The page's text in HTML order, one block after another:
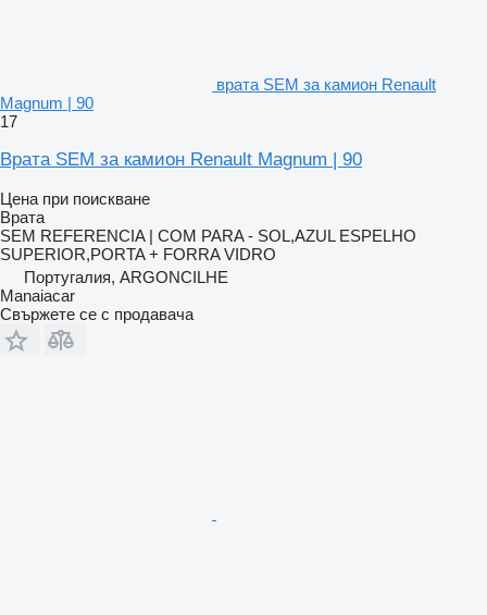
врата SEM за камион Renault
Magnum | 90
17
Врата SEM за камион Renault Magnum | 90
Цена при поискване
Врата
SEM REFERENCIA | COM PARA - SOL,AZUL ESPELHO
SUPERIOR,PORTA + FORRA VIDRO
Португалия, ARGONCILHE
Manaiacar
Свържете се с продавача